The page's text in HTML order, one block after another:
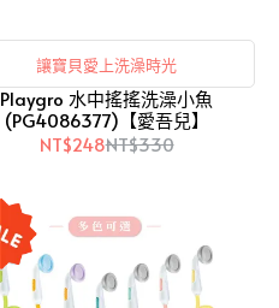
讓寶貝愛上洗澡時光
Playgro 水中搖搖洗澡小魚
(PG4086377)【愛吾兒】
NT$248NT$330